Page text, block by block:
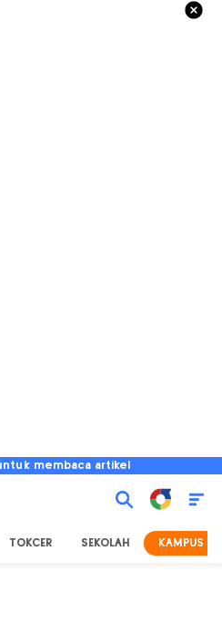
membaca artikel
TOKCER SEKOLAH KAMPUS